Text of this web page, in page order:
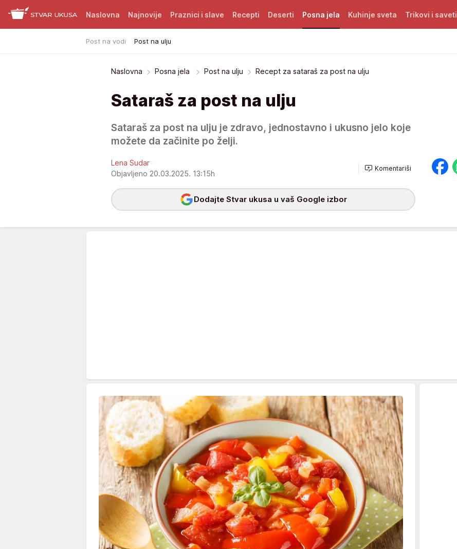
Naslovna Najnovije Praznici i slave Recepti Deserti Posna jela
Post na vodi Post na ulju
Kuhinje sveta Trikovi i saveti
Naslovna Posna jela Post na ulju Recept za sataraš za post na ulju
Sataraš za post na ulju
Sataraš za post na ulju je zdravo, jednostavno i ukusno jelo koje
možete da začinite po želji.
Lena Sudar
Objavljeno 20.03.2025. 13:15h
Komentariši
Dodajte Stvar ukusa u vaš Google izbor